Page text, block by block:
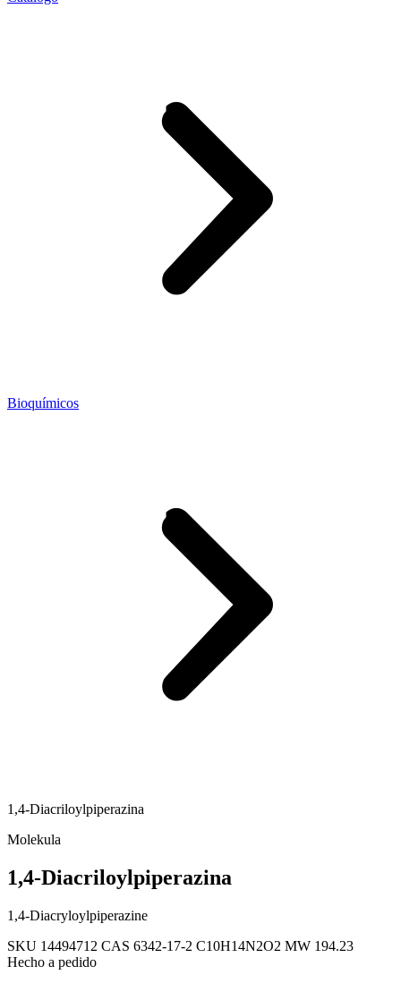
Bioquímicos
1,4-Diacriloylpiperazina
Molekula
1,4-Diacriloylpiperazina
1,4-Diacryloylpiperazine
SKU 14494712 CAS 6342-17-2 C10H14N2O2 MW 194.23
Hecho a pedido